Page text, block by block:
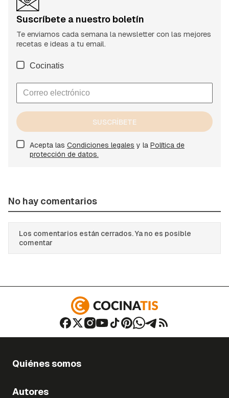
Suscríbete a nuestro boletín
Te enviamos cada semana la newsletter con las mejores
recetas e ideas a tu email.
Cocinatis
SUSCRÍBETE
Acepta las Condiciones legales y la Política de
protección de datos.
No hay comentarios
Los comentarios están cerrados. Ya no es posible
comentar
Quiénes somos
Autores